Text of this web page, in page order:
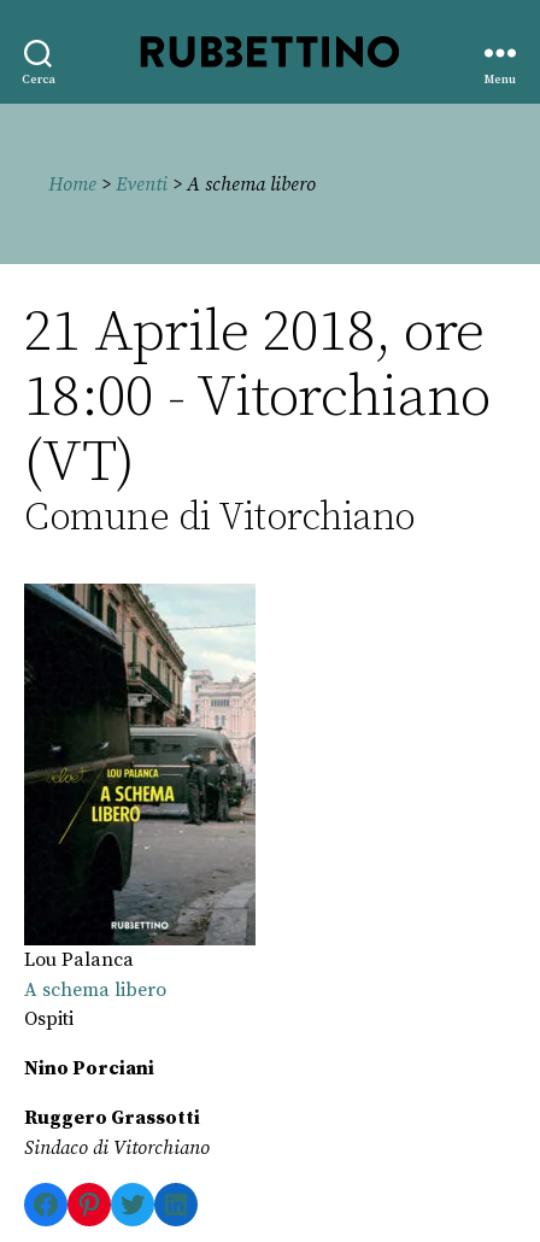
Cerca
editore
Menu
Home > Eventi > A schema libero
21 Aprile 2018, ore
18:00 - Vitorchiano
(VT)
Comune di Vitorchiano
Lou Palanca
A schema libero
Ospiti
Nino Porciani
Ruggero Grassotti
Sindaco di Vitorchiano
Facebook
Pinterest
TwitterLinkedIn